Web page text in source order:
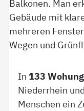
In 133
Niederrhein
Menschen ein